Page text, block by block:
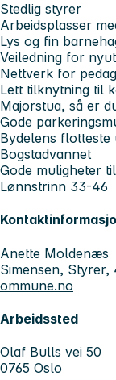
Stedlig styrer
Arbeidsplasser
Lys og fin
Veiledning for
Nettverk for
Lett tilknytning til
Majorstua, så er
Gode
Bydelens flotteste
Bogstadvannet
Gode muligheter
Lønnstrinn 33-46
Anette Moldenæs
Simensen, Styrer,
ommune.no
Arbeidssted
Olaf Bulls vei 50
0765 Oslo